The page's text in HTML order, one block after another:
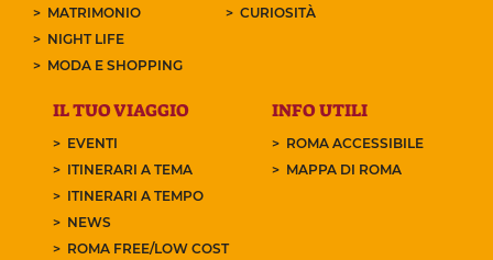
MATRIMONIO
NIGHT LIFE
MODA E SHOPPING
CURIOSITÀ
IL TUO VIAGGIO
EVENTI
ITINERARI A TEMA
ITINERARI A TEMPO
NEWS
ROMA FREE/LOW COST
INFO UTILI
ROMA ACCESSIBILE
MAPPA DI ROMA